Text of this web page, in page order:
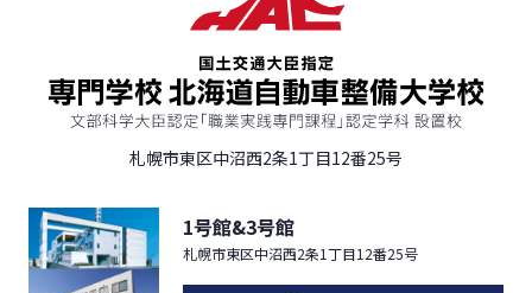
札幌市東区中沼西2条1丁目12番25号
1号館&3号館
札幌市東区中沼西2条1丁目12番25号